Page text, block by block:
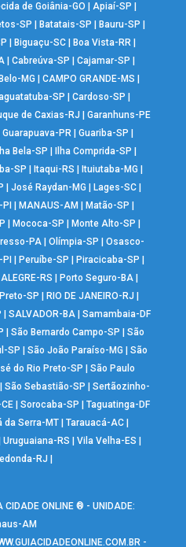
de Goiânia-GO Apiaí-SP
SP Batatais-SP Bauru-SP
Biguaçu-SC Boa Vista-RR
| Cabreúva-SP Cajamar-SP
MG |CAMPO GRANDE-MS
SP Cardoso-SP
de Caxias-RJ
Garanhuns-PE
Guarapuava-PR| Guariba-SP
Ilha Bela-SP Ilha Comprida-SP
SP Itaqui-RS Ituiutaba-MG
José Raydan-MG Lages-SC|
MANAUS-AM Matão-SP
Mococa-SP Monte Alto-SP
PA |Olímpia-SP |Osasco-
Peruíbe-SP Piracicaba-SP
RS Porto Seguro-BA
SP RIO DE JANEIRO-RJ
SALVADOR-BA| Samambaia-DF
|São Bernardo Campo-SP |São
SP |São João Paraíso-MG |São
do Rio Preto-SP |São Paulo
|São Sebastião-SP |Sertãozinho-
|Sorocaba-SP |Taguatinga-DF
da Serra-MT| Tarauacá-AC|
|Uruguaiana-RS |Vila Velha-ES
RJ
CIDADE ONLINE ® - UNIDADE:
AM
-